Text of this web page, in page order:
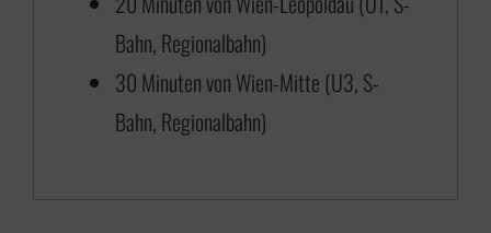
€
6
Bahn, Regionalbahn)
30 Minuten von Wien-Mitte (U3, S-
Bahn, Regionalbahn)